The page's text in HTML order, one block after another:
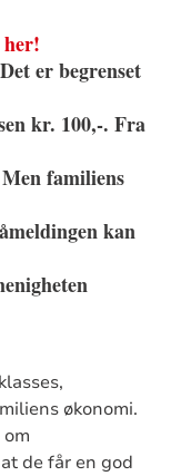
er begrenset
kr. 100,-. Fra
familiens
kan
økonomi.
de får en god